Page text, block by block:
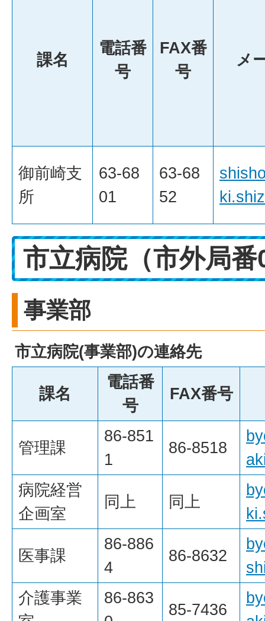
課名
電話番
号
FAX番
号
メ
御前崎支
所
63-68
01
63-68
52
市立病院（市外局番
事業部
市立病院(事業部)の連絡先
課名
電話番
号
FAX番号
管理課
86-851
1
86-8518
病院経営
企画室
同上 同上
医事課
86-886
4
86-8632
介護事業
86-863
85-7436